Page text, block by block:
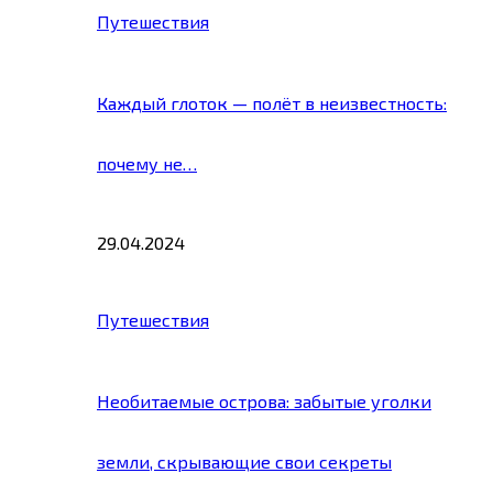
Путешествия
Каждый глоток — полёт в неизвестность:
почему не…
29.04.2024
Путешествия
Необитаемые острова: забытые уголки
земли, скрывающие свои секреты